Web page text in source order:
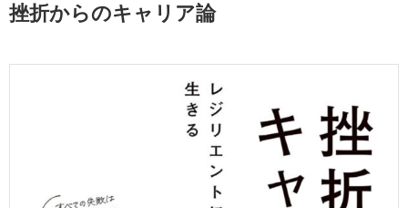
挫折からのキャリア論